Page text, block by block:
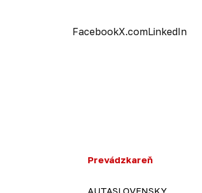
FacebookX.comLinkedIn
Prevádzkareň
AUTASLOVENSKY